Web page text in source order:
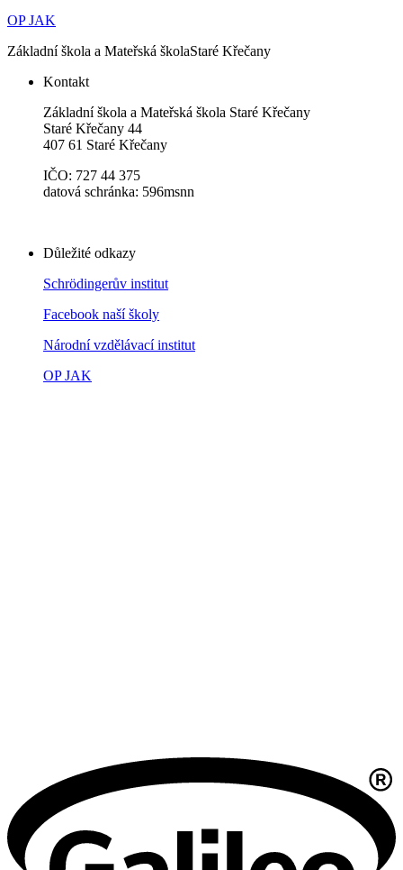
OP JAK
Základní škola a Mateřská školaStaré Křečany
Kontakt
Základní škola a Mateřská škola Staré Křečany
Staré Křečany 44
407 61 Staré Křečany
IČO: 727 44 375
datová schránka: 596msnn
Důležité odkazy
Schrödingerův institut
Facebook naší školy
Národní vzdělávací institut
OP JAK